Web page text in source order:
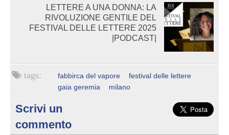
LETTERE A UNA DONNA: LA
RIVOLUZIONE GENTILE DEL
FESTIVAL DELLE LETTERE 2025
|PODCAST|
fabbirca del vapore
festival delle lettere
gaia geremia
milano
Scrivi un
commento